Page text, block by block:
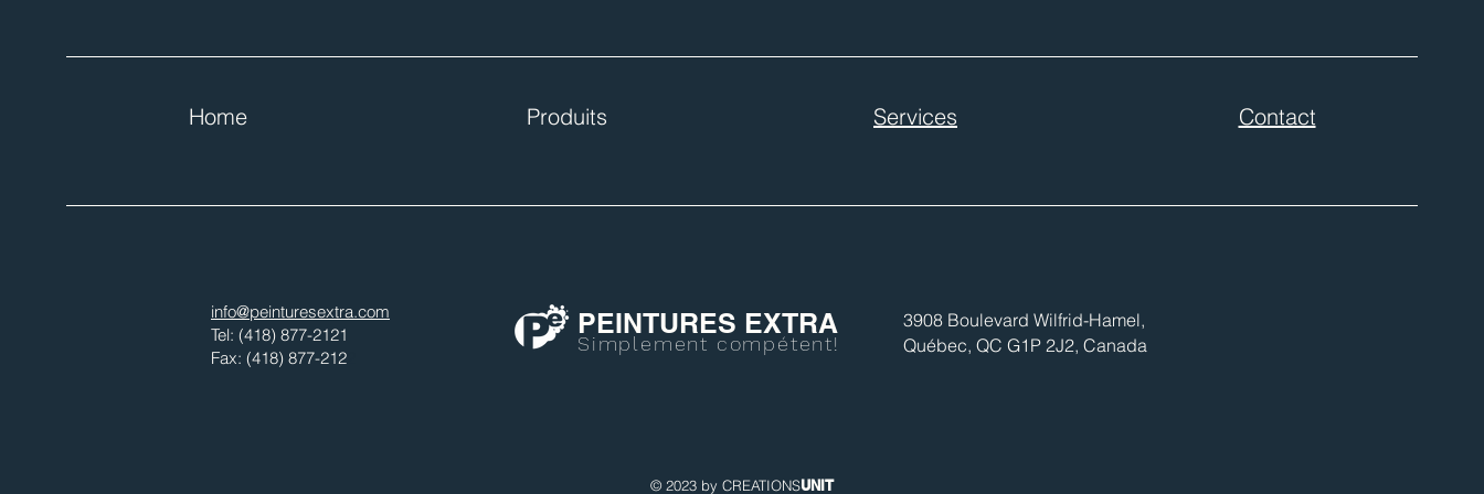
Home Produits Services Contact
info@peinturesextra.com
Tel: (418) 877-2121
Fax: (418) 877-212
Simplement compétent!
PEINTURES EXTRA
3908 Boulevard Wilfrid-Hamel,
Québec, QC G1P 2J2, Canada
© 2023 by CREATIONSUNIT